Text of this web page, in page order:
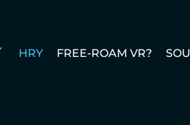
HRY FREE-ROAM VR?